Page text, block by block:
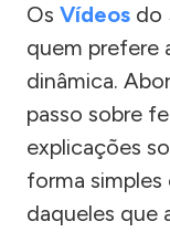
Os Vídeos do
quem prefere
dinâmica.
passo sobre
explicações
forma simples
daqueles que